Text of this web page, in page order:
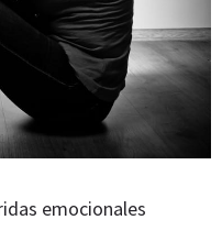
emocionales